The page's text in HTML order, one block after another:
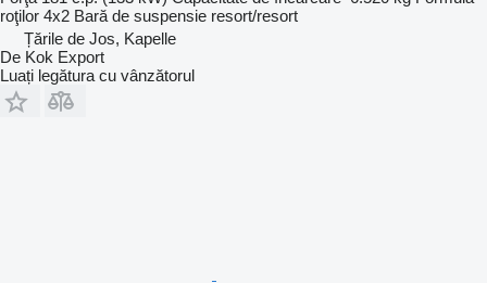
roţilor 4x2 Bară de suspensie resort/resort
Țările de Jos, Kapelle
De Kok Export
Luați legătura cu vânzătorul